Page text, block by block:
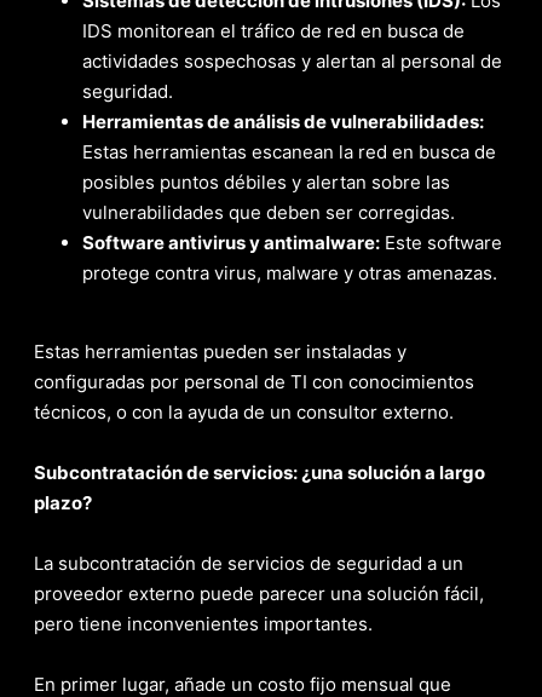
IDS monitorean el tráfico de red en busca de
actividades sospechosas y alertan al personal de
seguridad.
Herramientas de análisis de vulnerabilidades:
Estas herramientas escanean la red en busca de
posibles puntos débiles y alertan sobre las
vulnerabilidades que deben ser corregidas.
Software antivirus y antimalware: Este software
protege contra virus, malware y otras amenazas.
Estas herramientas pueden ser instaladas y
configuradas por personal de TI con conocimientos
técnicos, o con la ayuda de un consultor externo.
Subcontratación de servicios: ¿una solución a largo
plazo?
La subcontratación de servicios de seguridad a un
proveedor externo puede parecer una solución fácil,
pero tiene inconvenientes importantes.
En primer lugar, añade un costo fijo mensual que